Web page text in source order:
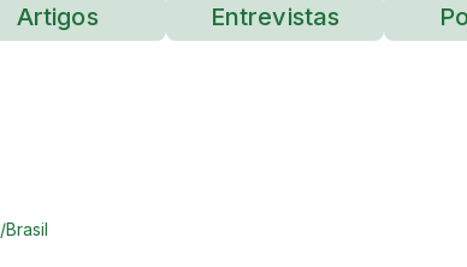
Artigos Entrevistas
/Brasil